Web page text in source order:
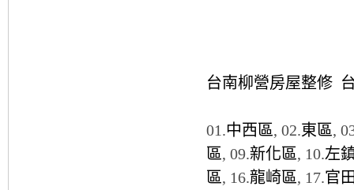
台南柳營房屋整修
01.中西區, 02.東區,
區, 09.新化區, 10.左
區, 16.龍崎區, 17.官